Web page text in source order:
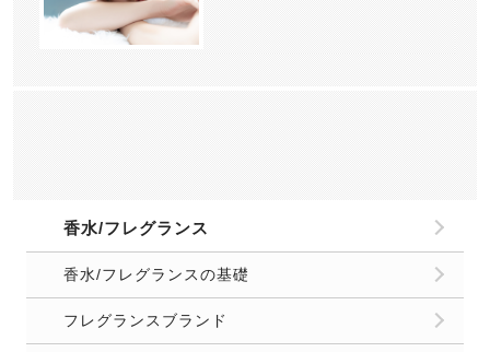
香水/フレグランス
香水/フレグランスの基礎
フレグランスブランド